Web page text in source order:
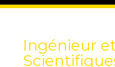
Ingénieur